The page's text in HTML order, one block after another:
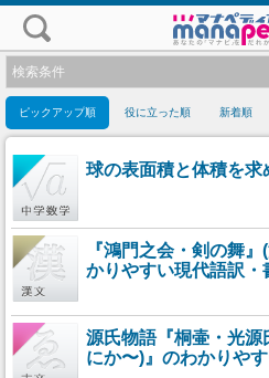
検索条件
ピックアップ順 役に立った順 新着順
球の表面積と体積を求
『鴻門之会・剣の舞
かりやすい現代語訳・
源氏物語『桐壷・光
にか〜)』のわかりや